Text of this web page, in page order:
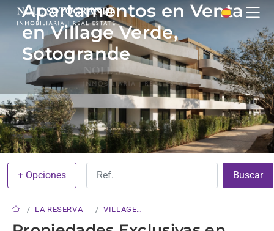
Apartamentos en Venta
en Village Verde,
Sotogrande
+ Opciones Buscar
LA RESERVA
VILLAGE
VERDE